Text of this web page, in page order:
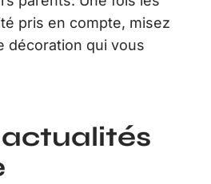
pris en compte, misez
décoration qui vous